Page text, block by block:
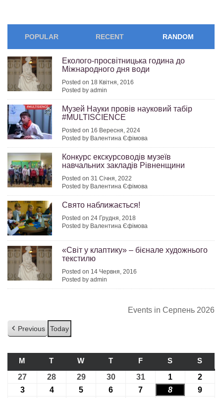
POPULAR RECENT RANDOM
Еколого-просвітницька година до
Міжнародного дня води
Posted on 18 Квітня, 2016
Posted by admin
Музей Науки провів науковий табір
#MULTISCIENCE
Posted on 16 Вересня, 2024
Posted by Валентина Єфімова
Конкурс екскурсоводів музеїв
навчальних закладів Рівненщини
Posted on 31 Січня, 2022
Posted by Валентина Єфімова
Свято наближається!
Posted on 24 Грудня, 2018
Posted by Валентина Єфімова
«Світ у клаптику» – бієнале художнього
текстилю
Posted on 14 Червня, 2016
Posted by admin
Events in Серпень 2026
Previous Today
M ПОНЕДІЛОК
T ВІВТОРОК
W СЕРЕДА
TЧЕТВЕР
FП’ЯТНИЦЯ
S СУБОТА
S
27 27.07.2026
28 28.07.2026
2929.07.2026
3030.07.2026
3131.07.2026
1 01.08.2026
2
303.08.2026
404.08.2026
5 05.08.2026
6 06.08.2026
7 07.08.2026
8 08.08.2026
9